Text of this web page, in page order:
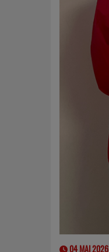
04 MAI 2026